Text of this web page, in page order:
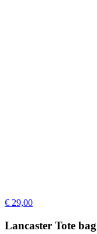
€ 29,00
Lancaster Tote